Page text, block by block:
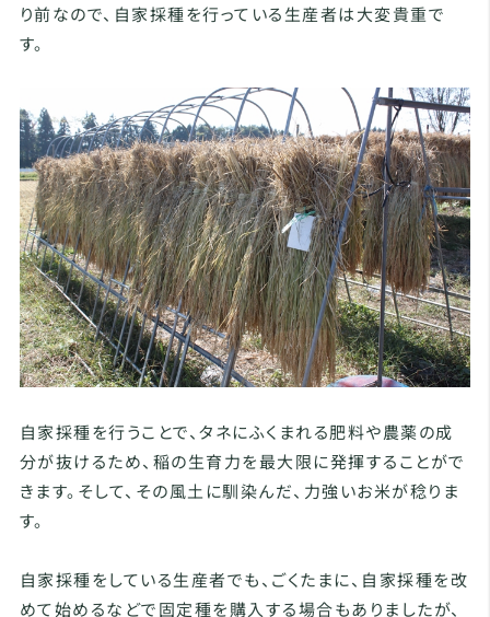
り前なので、自家採種を行っている生産者は大変貴重で
す。
自家採種を行うことで、タネにふくまれる肥料や農薬の成
分が抜けるため、稲の生育力を最大限に発揮することがで
きます。そして、その風土に馴染んだ、力強いお米が稔りま
す。
自家採種をしている生産者でも、ごくたまに、自家採種を改
めて始めるなどで固定種を購入する場合もありましたが、